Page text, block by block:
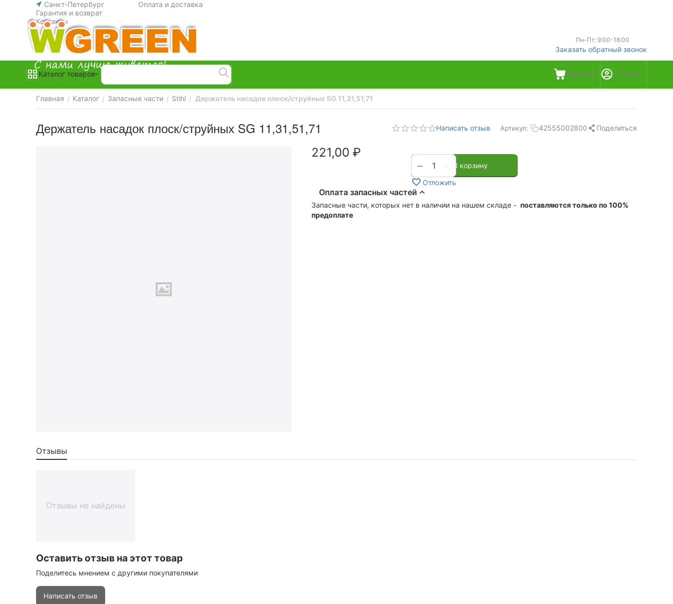
Санкт-Петербург
Оплата и доставка
Гарантия и возврат
Контакты
Пн-Пт: 9:00-18:00
Заказать обратный звонок
Каталог товаров Корзина Аккаунт
Главная / Каталог / Запасные части / Stihl / Держатель насадок плоск/струйных SG 11,31,51,71
Держатель насадок плоск/струйных SG 11,31,51,71 Написать отзыв Артикул: 42555002800 Поделиться
221,00 ₽
+
−
В корзину
Отложить
Оплата запасных частей
Запасные части, которых нет в наличии на нашем складе - поставляются только по 100%
предоплате
Отзывы
Отзывы не найдены
Оставить отзыв на этот товар
Поделитесь мнением с другими покупателями
Написать отзыв